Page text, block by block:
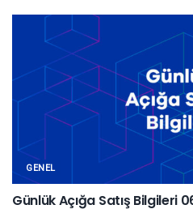
GENEL
Günlük Açığa Satış Bilgileri